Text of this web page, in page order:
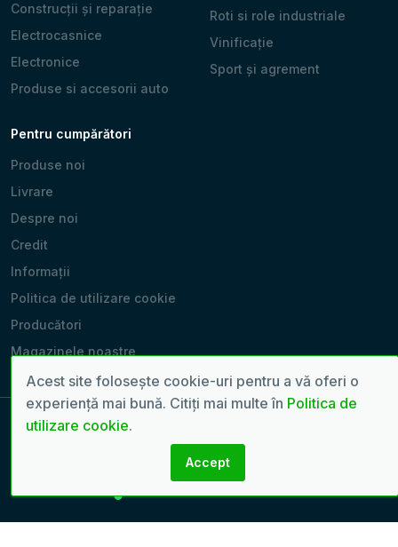
Construcții și reparație
Electrocasnice
Electronice
Produse si accesorii auto
Roti si role industriale
Vinificație
Sport și agrement
Pentru cumpărători
Produse noi
Livrare
Despre noi
Credit
Informații
Politica de utilizare cookie
Producători
Magazinele noastre
Copyright 2022 - 2026 © Toate drepturile rezervate. | Pagină
Acest site folosește cookie-uri pentru a vă oferi o
experiență mai bună. Citiți mai multe în Politica de
utilizare cookie.
Accept